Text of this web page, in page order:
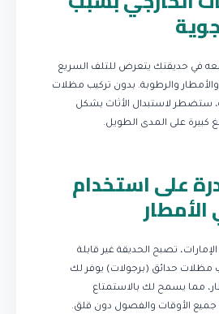
في حديقتك يتعرض للتلف السريع
والرطوبة. بدون تركيب مظلات
ستضطر لاستبدال الأثاث بشكل
كبيرة على المدى الطويل.
على استخدام
تصبح الحديقة غير قابلة
مظلات حدائق (برجولات) يوفر لك
مما يسمح لك بالاستمتاع
جميع الأوقات والفصول دون قلق.